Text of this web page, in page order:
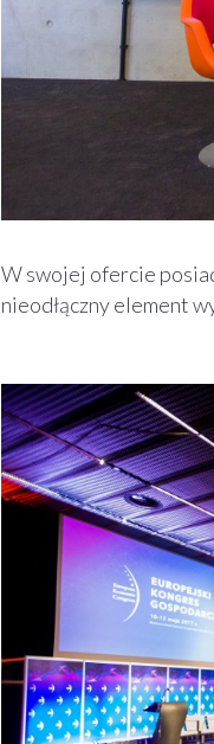
W swojej ofercie
nieodłączny element